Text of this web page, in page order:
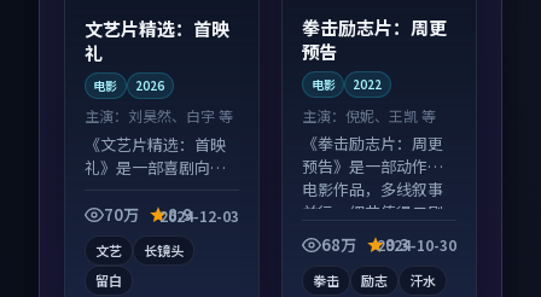
文艺片精选：首映
礼
电影 2026
主演： 刘昊然、白宇 等
《文艺片精选：首映
礼》是一部喜剧向电
高，适合配弹幕观
70万 8.9
2024-12-03
文艺
长镜头
留白
拳击励志片：周更
预告
电影 2022
主演：倪妮、王凯 等
《拳击励志片：周更
预告》是一部动作向
电影作品，多线叙事
并行，细节值得二刷
回味。
68万 9.3
2024-10-30
拳击 励志 汗水